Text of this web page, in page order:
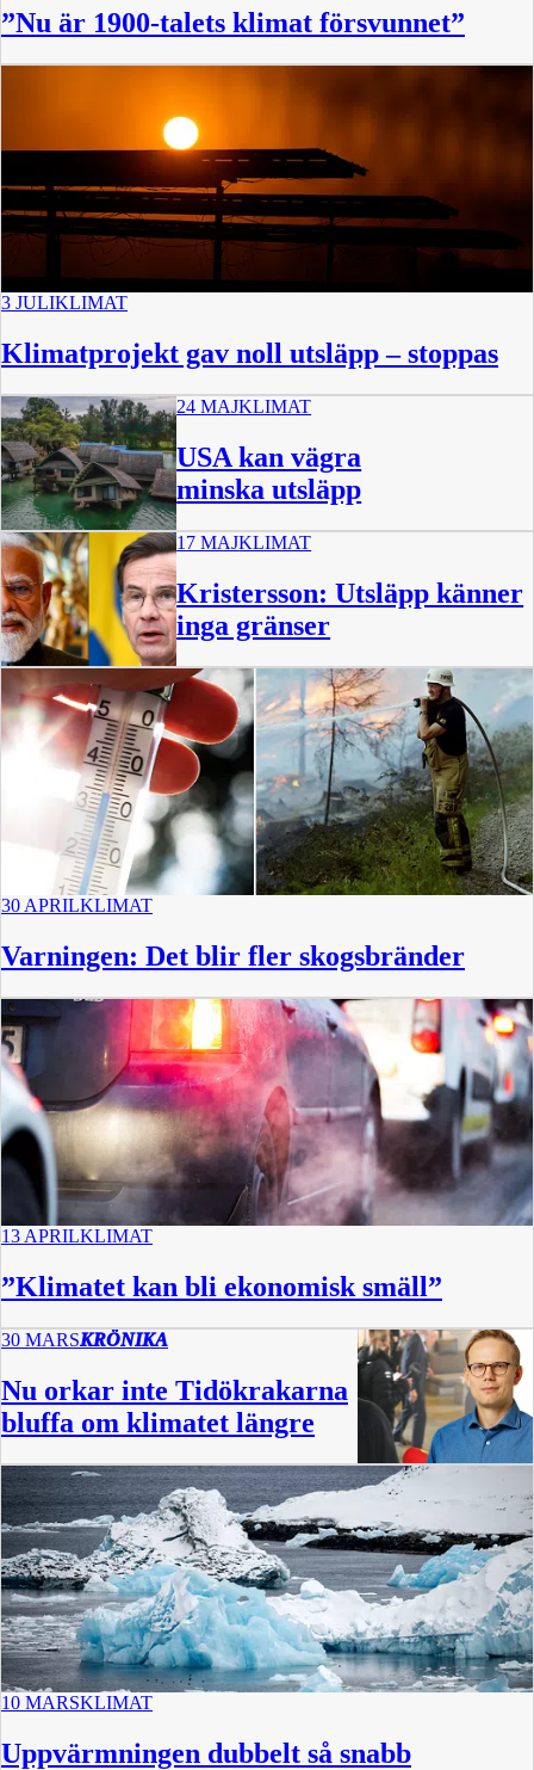
”Nu är 1900-talets klimat försvunnet”
3 JULIKLIMAT
Klimatprojekt gav noll utsläpp – stoppas
24 MAJKLIMAT
USA kan vägra
minska utsläpp
17 MAJKLIMAT
Kristersson: Utsläpp känner
inga gränser
30 APRILKLIMAT
Varningen: Det blir fler skogsbränder
13 APRILKLIMAT
”Klimatet kan bli ekonomisk smäll”
30 MARSKRÖNIKA
Nu orkar inte Tidökrakarna
bluffa om klimatet längre
10 MARSKLIMAT
Uppvärmningen dubbelt så snabb